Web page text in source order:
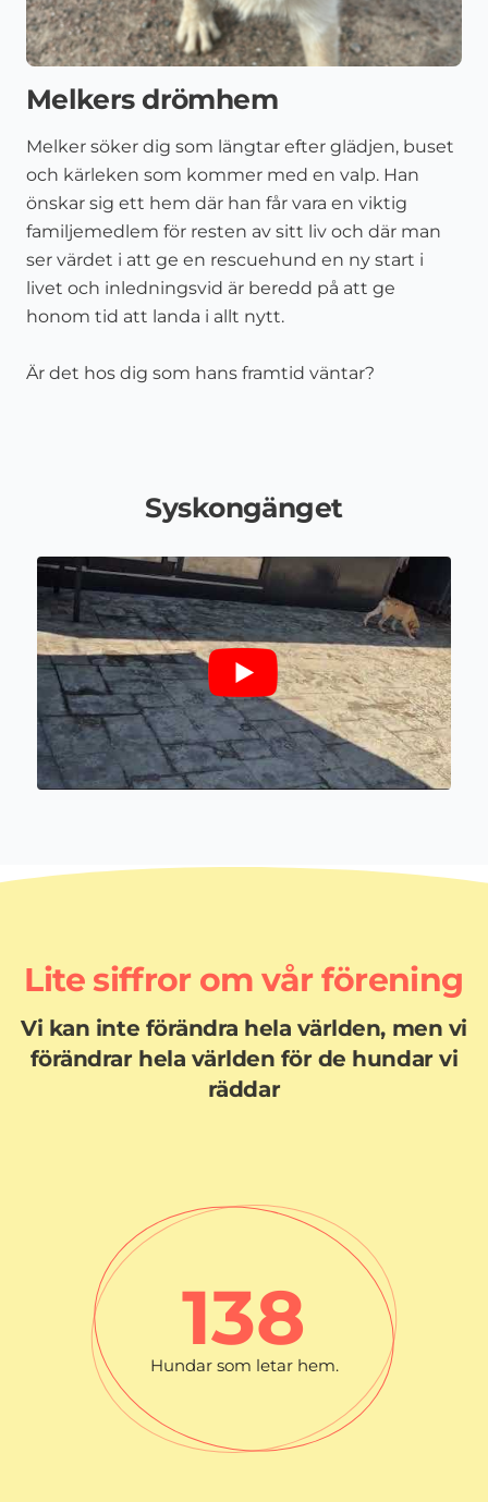
Melkers drömhem
Melker söker dig som längtar efter glädjen, buset
och kärleken som kommer med en valp. Han
önskar sig ett hem där han får vara en viktig
familjemedlem för resten av sitt liv och där man
ser värdet i att ge en rescuehund en ny start i
livet och inledningsvid är beredd på att ge
honom tid att landa i allt nytt.
Är det hos dig som hans framtid väntar?
Syskongänget
Lite siffror om vår förening
Vi kan inte förändra hela världen, men vi
förändrar hela världen för de hundar vi
räddar
Hundar som letar hem.
138